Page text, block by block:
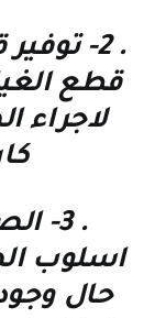
. 2-
توفير
قطع
لاجراء
. 3-
اسلوب
حال